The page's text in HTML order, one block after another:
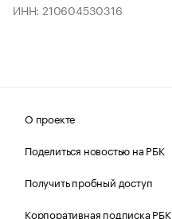
ИНН: 210604530316
О проекте
Поделиться новостью на РБК
Получить пробный доступ
Корпоративная подписка РБК